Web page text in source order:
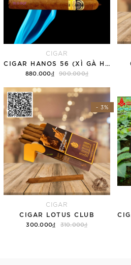
CIGAR
880.000₫ 900.000₫
Thêm vào giỏ hàng
- 3%
CIGAR
CIGAR LOTUS CLUB
300.000₫ 310.000₫